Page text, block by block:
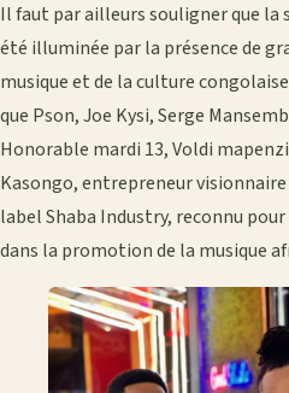
Il faut par ailleurs souligner que la
été illuminée par la présence de
musique et de la culture
que Pson, Joe Kysi, Serge
Honorable mardi 13, Voldi
Kasongo, entrepreneur
label Shaba Industry, reconnu
dans la promotion de la musique